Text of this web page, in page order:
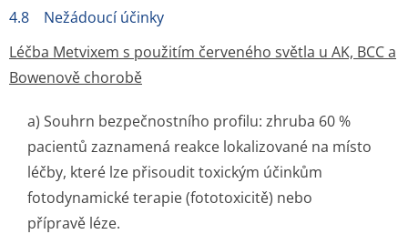
4.8 Nežádoucí účinky
Léčba Metvixem s použitím červeného světla u AK, BCC a
Bowenově chorobě
a) Souhrn bezpečnostního profilu: zhruba 60 %
pacientů zaznamená reakce lokalizované na místo
léčby, které lze přisoudit toxickým účinkům
fotodynamické terapie (fototoxicitě) nebo
přípravě léze.